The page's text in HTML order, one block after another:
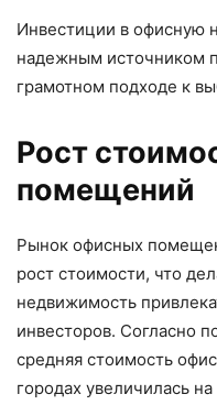
Инвестиции в офисную
надежным источником
грамотном подходе к
Рост
помещений
Рынок офисных
рост стоимости, что
недвижимость
инвесторов. Согласно
средняя стоимость
городах увеличилась